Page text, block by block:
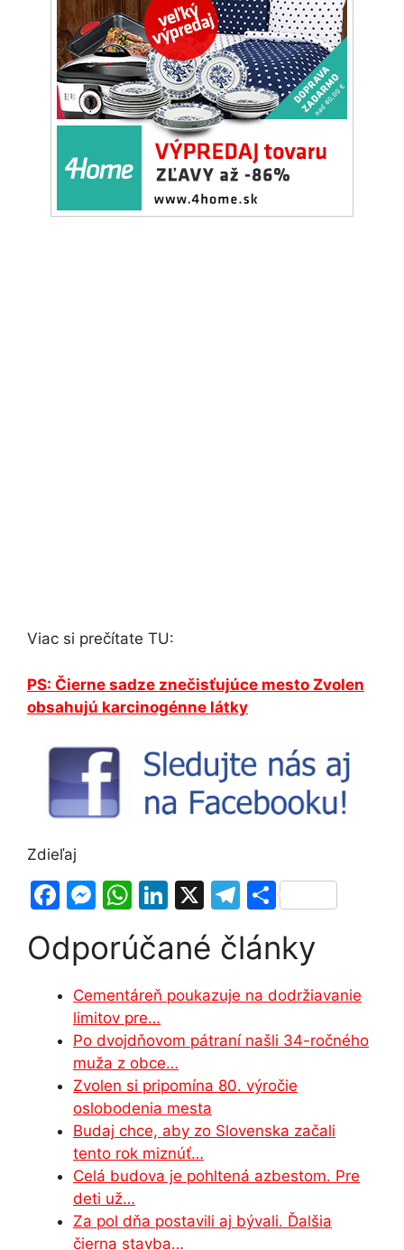
Viac si prečítate TU:
PS: Čierne sadze znečisťujúce mesto Zvolen
obsahujú karcinogénne látky
Zdieľaj
F
c
e
b
o
o
k
M
s
e
n
g
er
W
at
s
A
p
p
Li
k
dI
n
X
T
e
a
m
S
ar
Odporúčané články
Cementáreň poukazuje na dodržiavanie
limitov pre…
Po dvojdňovom pátraní našli 34-ročného
muža z obce…
Zvolen si pripomína 80. výročie
oslobodenia mesta
Budaj chce, aby zo Slovenska začali
tento rok miznúť…
Celá budova je pohltená azbestom. Pre
deti už…
Za pol dňa postavili aj bývali. Ďalšia
čierna stavba…